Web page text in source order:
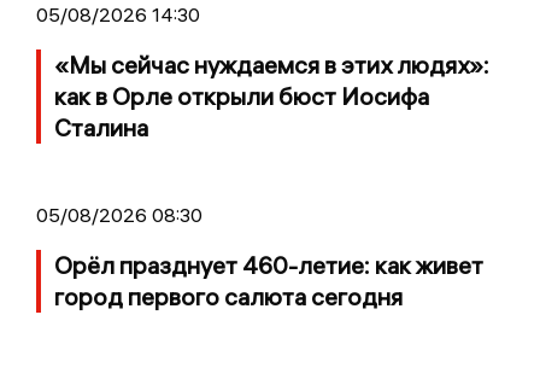
05/08/2026 14:30
«Мы сейчас нуждаемся в этих людях»:
как в Орле открыли бюст Иосифа
Сталина
05/08/2026 08:30
Орёл празднует 460-летие: как живет
город первого салюта сегодня